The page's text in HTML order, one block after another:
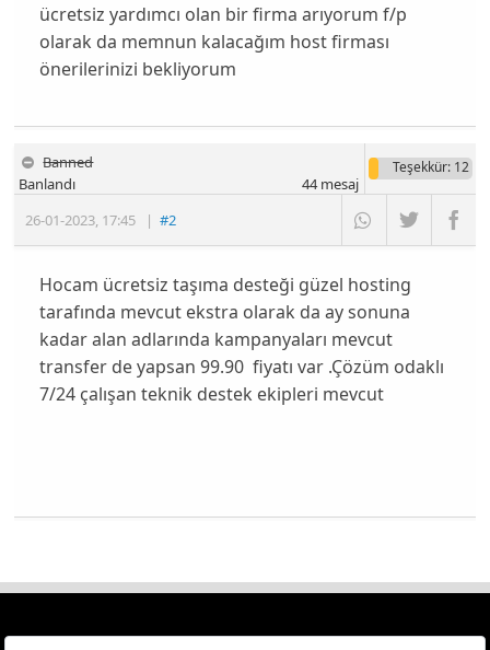
ücretsiz yardımcı olan bir firma arıyorum f/p
olarak da memnun kalacağım host firması
önerilerinizi bekliyorum
Banned
26-01-2023, 17:45 |#2
Banlandı
Teşekkür: 12
44mesaj
Hocam ücretsiz taşıma desteği güzel hosting
tarafında mevcut ekstra olarak da ay sonuna
kadar alan adlarında kampanyaları mevcut
transfer de yapsan 99.90 fiyatı var .Çözüm odaklı
7/24 çalışan teknik destek ekipleri mevcut